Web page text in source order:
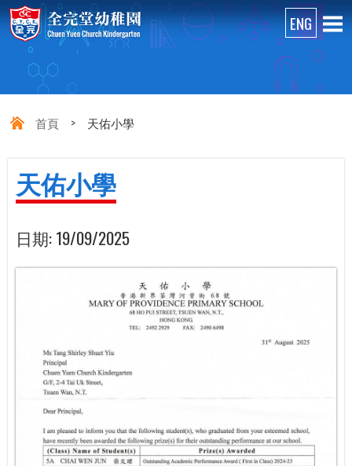
首頁 > 天佑小學
天佑小學
日期:19/09/2025